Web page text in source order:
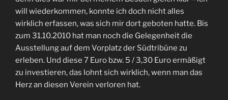
will wiederkommen, konnte ich doch nicht alles
wirklich erfassen, was sich mir dort geboten hatte. Bis
zum 31.10.2010 hat man noch die Gelegenheit die
Ausstellung auf dem Vorplatz der Südtribüne zu
erleben. Und diese 7 Euro bzw. 5 / 3,30 Euro ermäßigt
zu investieren, das lohnt sich wirklich, wenn man das
Herz an diesen Verein verloren hat.